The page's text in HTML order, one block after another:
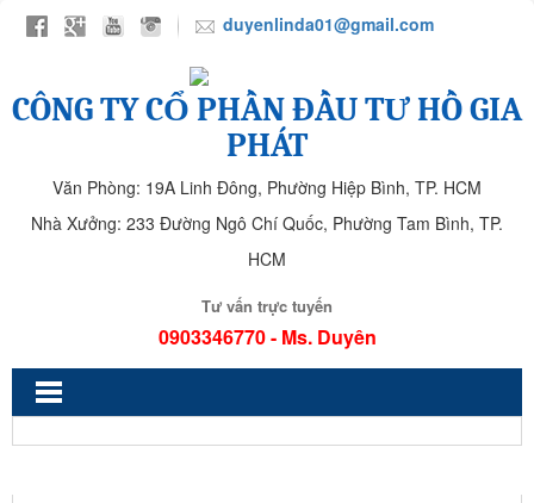
duyenlinda01@gmail.com
CÔNG TY CỔ PHẦN ĐẦU TƯ HỒ GIA
PHÁT
Văn Phòng: 19A Linh Đông, Phường Hiệp Bình, TP. HCM
Nhà Xưởng: 233 Đường Ngô Chí Quốc, Phường Tam Bình, TP.
HCM
Tư vấn trực tuyến
0903346770 - Ms. Duyên